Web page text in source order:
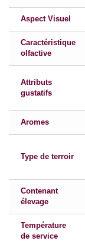
Aspect Visuel
Caractéristique
olfactive
Attributs
gustatifs
Aromes
Type de terroir
Contenant
élevage
Température
de service